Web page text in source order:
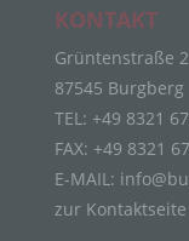
KONTAKT
Grüntenstraße 2
87545 Burgberg
TEL: +49 8321
FAX: +49 8321
E-MAIL:
zur Kontaktseite
die sich auf
natürliche
Person")
natürliche
indirekt,
Kennung wie
Kennnummer,
Kennung oder
besonderen